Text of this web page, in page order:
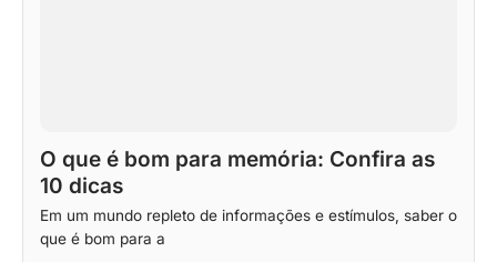
O que é bom para memória: Confira as
10 dicas
Em um mundo repleto de informações e estímulos, saber o
que é bom para a